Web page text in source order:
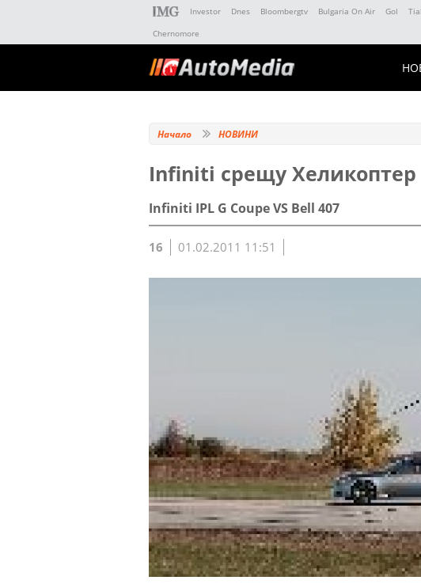
Investor Dnes Bloombergtv Bulgaria On Air Gol
Chernomore
Начало НОВИНИ
Infiniti срещу Хеликоптер
Infiniti IPL G Coupe VS Bell 407
16 01.02.2011 11:51